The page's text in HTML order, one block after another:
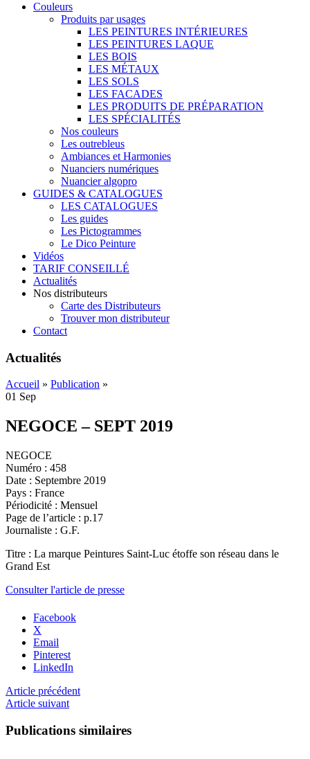
Couleurs
Produits par usages
LES PEINTURES INTÉRIEURES
LES PEINTURES LAQUE
LES BOIS
LES MÉTAUX
LES SOLS
LES FACADES
LES PRODUITS DE PRÉPARATION
LES SPÉCIALITÉS
Nos couleurs
Les outrebleus
Ambiances et Harmonies
Nuanciers numériques
Nuancier algopro
GUIDES & CATALOGUES
LES CATALOGUES
Les guides
Les Pictogrammes
Le Dico Peinture
Vidéos
TARIF CONSEILLÉ
Actualités
Nos distributeurs
Carte des Distributeurs
Trouver mon distributeur
Contact
Actualités
Accueil » Publication »
01 Sep
NEGOCE – SEPT 2019
NEGOCE
Numéro : 458
Date : Septembre 2019
Pays : France
Périodicité : Mensuel
Page de l’article : p.17
Journaliste : G.F.
Titre : La marque Peintures Saint-Luc étoffe son réseau dans le
Grand Est
Consulter l'article de presse
Facebook
X
Email
Pinterest
LinkedIn
Article précédent
Article suivant
Publications similaires